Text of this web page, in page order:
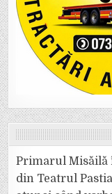
Primarul Misăilă
din Teatrul